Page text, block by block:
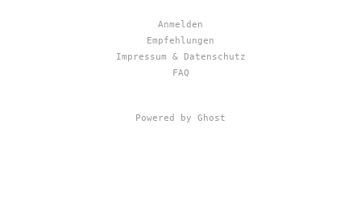
Anmelden
Empfehlungen
Impressum & Datenschutz
FAQ
Powered by Ghost